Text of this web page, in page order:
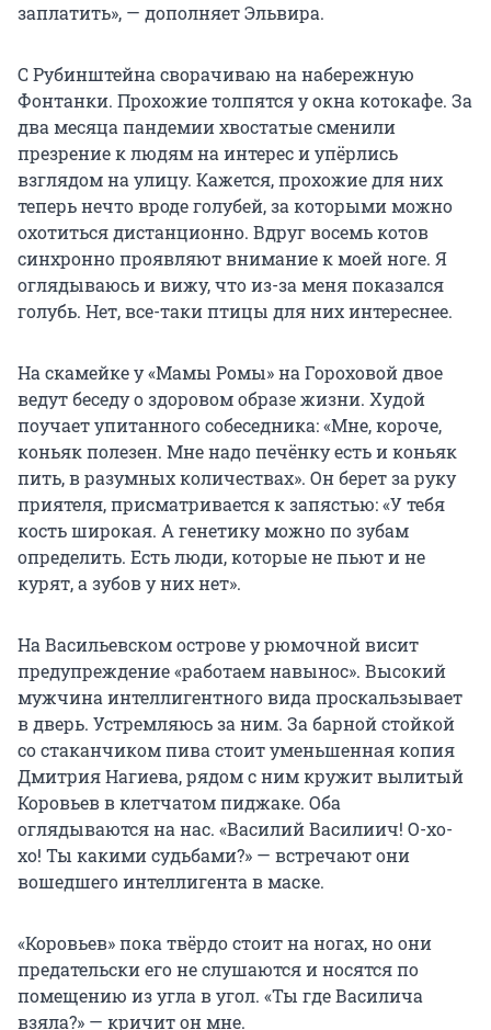
заплатить», — дополняет Эльвира.
С Рубинштейна сворачиваю на набережную
Фонтанки. Прохожие толпятся у окна котокафе. За
два месяца пандемии хвостатые сменили
презрение к людям на интерес и упёрлись
взглядом на улицу. Кажется, прохожие для них
теперь нечто вроде голубей, за которыми можно
охотиться дистанционно. Вдруг восемь котов
синхронно проявляют внимание к моей ноге. Я
оглядываюсь и вижу, что из-за меня показался
голубь. Нет, все-таки птицы для них интереснее.
На скамейке у «Мамы Ромы» на Гороховой двое
ведут беседу о здоровом образе жизни. Худой
поучает упитанного собеседника: «Мне, короче,
коньяк полезен. Мне надо печёнку есть и коньяк
пить, в разумных количествах». Он берет за руку
приятеля, присматривается к запястью: «У тебя
кость широкая. А генетику можно по зубам
определить. Есть люди, которые не пьют и не
курят, а зубов у них нет».
На Васильевском острове у рюмочной висит
предупреждение «работаем навынос». Высокий
мужчина интеллигентного вида проскальзывает
в дверь. Устремляюсь за ним. За барной стойкой
со стаканчиком пива стоит уменьшенная копия
Дмитрия Нагиева, рядом с ним кружит вылитый
Коровьев в клетчатом пиджаке. Оба
оглядываются на нас. «Василий Василиич! О-хо-
хо! Ты какими судьбами?» — встречают они
вошедшего интеллигента в маске.
«Коровьев» пока твёрдо стоит на ногах, но они
предательски его не слушаются и носятся по
помещению из угла в угол. «Ты где Василича
взяла?» — кричит он мне.